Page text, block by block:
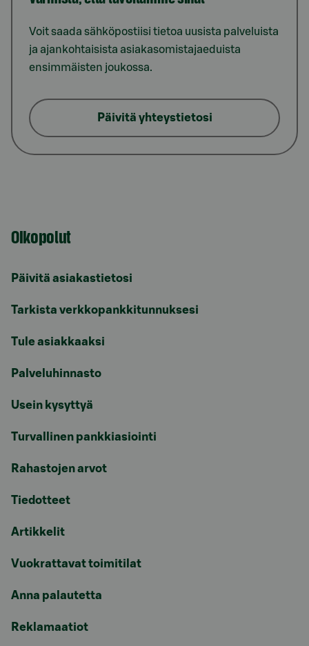
Voit saada sähköpostiisi tietoa uusista palveluista
ja ajankohtaisista asiakasomistajaeduista
ensimmäisten joukossa.
Päivitä yhteystietosi
Oikopolut
Päivitä asiakastietosi
Tarkista verkkopankkitunnuksesi
Tule asiakkaaksi
Palveluhinnasto
Usein kysyttyä
Turvallinen pankkiasiointi
Rahastojen arvot
Tiedotteet
Artikkelit
Vuokrattavat toimitilat
Anna palautetta
Reklamaatiot